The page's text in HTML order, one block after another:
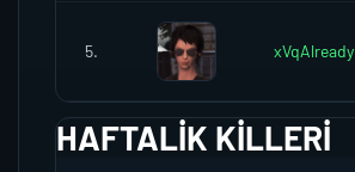
5. xVqAlready
HAFTALIK KILLERI